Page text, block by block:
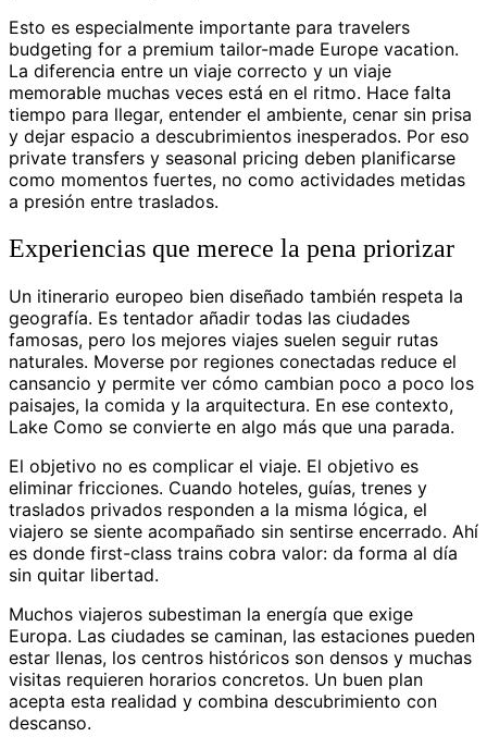
Esto es especialmente importante para travelers
budgeting for a premium tailor-made Europe vacation.
La diferencia entre un viaje correcto y un viaje
memorable muchas veces está en el ritmo. Hace falta
tiempo para llegar, entender el ambiente, cenar sin prisa
y dejar espacio a descubrimientos inesperados. Por eso
private transfers y seasonal pricing deben planificarse
como momentos fuertes, no como actividades metidas
a presión entre traslados.
Experiencias que merece la pena priorizar
Un itinerario europeo bien diseñado también respeta la
geografía. Es tentador añadir todas las ciudades
famosas, pero los mejores viajes suelen seguir rutas
naturales. Moverse por regiones conectadas reduce el
cansancio y permite ver cómo cambian poco a poco los
paisajes, la comida y la arquitectura. En ese contexto,
Lake Como se convierte en algo más que una parada.
El objetivo no es complicar el viaje. El objetivo es
eliminar fricciones. Cuando hoteles, guías, trenes y
traslados privados responden a la misma lógica, el
viajero se siente acompañado sin sentirse encerrado. Ahí
es donde first-class trains cobra valor: da forma al día
sin quitar libertad.
Muchos viajeros subestiman la energía que exige
Europa. Las ciudades se caminan, las estaciones pueden
estar llenas, los centros históricos son densos y muchas
visitas requieren horarios concretos. Un buen plan
acepta esta realidad y combina descubrimiento con
descanso.